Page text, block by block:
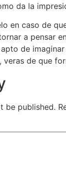
da la
en caso de
a pensar
de
de que
be published.